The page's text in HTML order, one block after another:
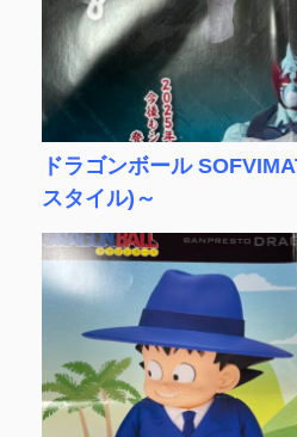
ドラゴンボール
スタイル)～